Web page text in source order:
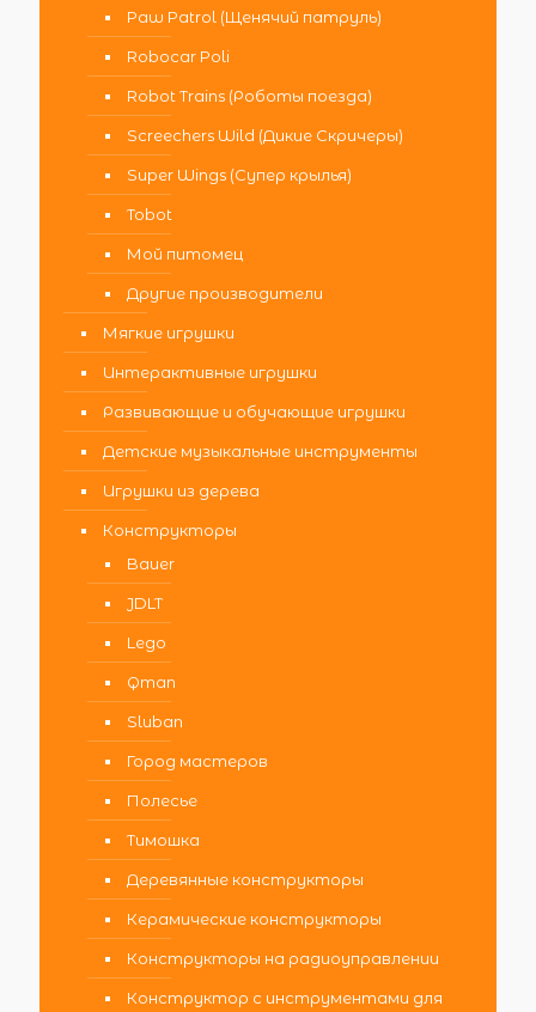
Paw Patrol (Щенячий патруль)
Robocar Poli
Robot Trains (Роботы поезда)
Screechers Wild (Дикие Скричеры)
Super Wings (Супер крылья)
Tobot
Мой питомец
Другие производители
Мягкие игрушки
Интерактивные игрушки
Развивающие и обучающие игрушки
Детские музыкальные инструменты
Игрушки из дерева
Конструкторы
Bauer
JDLT
Lego
Qman
Sluban
Город мастеров
Полесье
Тимошка
Деревянные конструкторы
Керамические конструкторы
Конструкторы на радиоуправлении
Конструктор с инструментами для